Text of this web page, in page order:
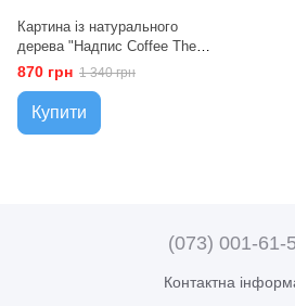
Картина із натурального
дерева "Надпис Coffeе The
inscription Coffee"
870 грн 1 340 грн
Купити
(073) 001-61-
Контактна